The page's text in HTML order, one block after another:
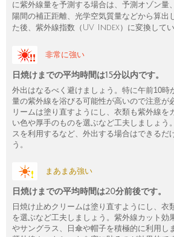
に紫外線量を予測する場合は、予測オゾン量
陽間の補正距離、光学空気質量などから算出
た後、紫外線指数（UV Index）に変換してい
非常に強い
日焼けまでの平均時間は15分以内です。
外出はなるべく避けましょう。特に午前10時
量の紫外線を浴びる可能性が高いので注意が
リームは塗り直すようにし、衣類も紫外線を
い色や厚手のものを選ぶなど工夫しましょう
スを利用するなど、外出する場合はできるだ
う。
まあまあ強い
日焼けまでの平均時間は20分前後です。
日焼け止めクリームは塗り直すようにし、衣
を選ぶなど工夫しましょう。紫外線カット効
やサングラス、日傘や帽子を積極的に利用し